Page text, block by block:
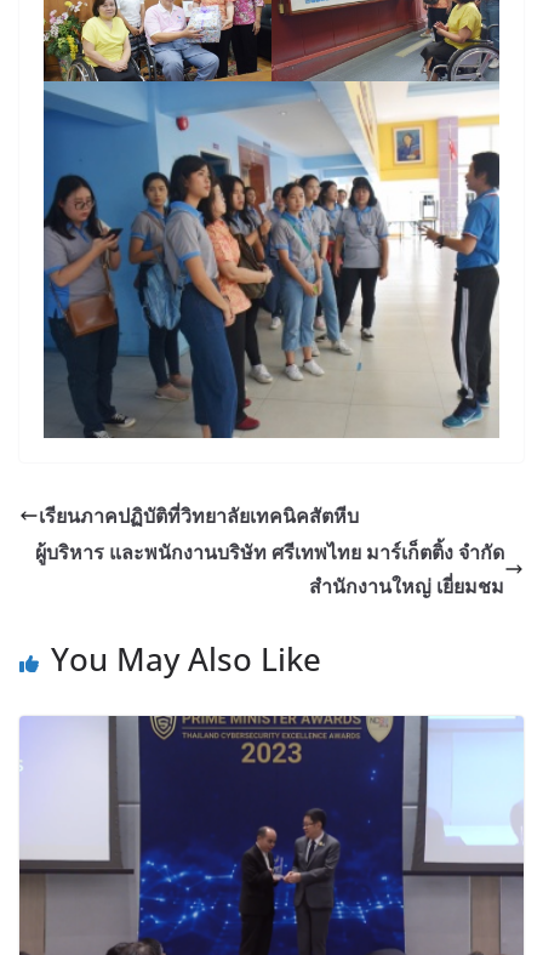
เรียนภาคปฏิบัติที่วิทยาลัยเทคนิคสัตหีบ
ผู้บริหาร และพนักงานบริษัท ศรีเทพไทย มาร์เก็ตติ้ง จำกัด
สำนักงานใหญ่ เยี่ยมชม
You May Also Like